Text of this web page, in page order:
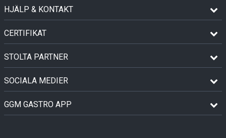
HJÄLP & KONTAKT
CERTIFIKAT
STOLTA PARTNER
SOCIALA MEDIER
GGM GASTRO APP